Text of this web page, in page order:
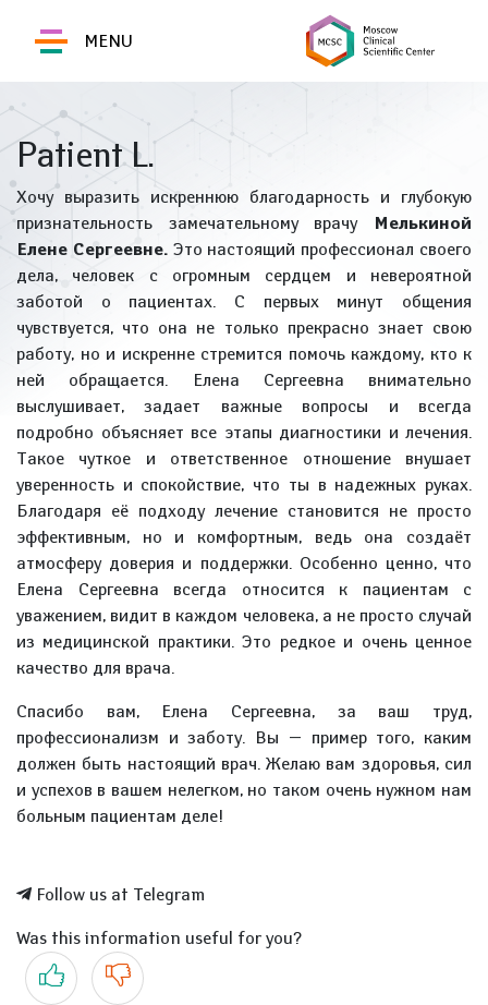
MENU
Patient L.
Хочу выразить искреннюю благодарность и глубокую
признательность замечательному врачу
Мелькиной
Елене Сергеевне.Это настоящий профессионал своего
дела, человек с огромным сердцем и невероятной
заботой о пациентах. С первых минут общения
чувствуется, что она не только прекрасно знает свою
работу, но и искренне стремится помочь каждому, кто к
ней обращается. Елена Сергеевна внимательно
выслушивает, задает важные вопросы и всегда
подробно объясняет все этапы диагностики и лечения.
Такое чуткое и ответственное отношение внушает
уверенность и спокойствие, что ты в надежных руках.
Благодаря её подходу лечение становится не просто
эффективным, но и комфортным, ведь она создаёт
атмосферу доверия и поддержки. Особенно ценно, что
Елена Сергеевна всегда относится к пациентам с
уважением, видит в каждом человека, а не просто случай
из медицинской практики. Это редкое и очень ценное
качество для врача.
Спасибо вам, Елена Сергеевна, за ваш труд,
профессионализм и заботу. Вы — пример того, каким
должен быть настоящий врач. Желаю вам здоровья, сил
и успехов в вашем нелегком, но таком очень нужном нам
больным пациентам деле!
Follow us at Telegram
Was this information useful for you?
Yes No